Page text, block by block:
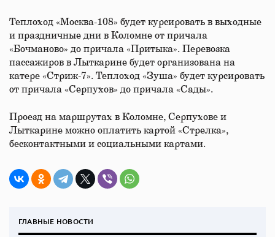
Теплоход «Москва-108» будет курсировать в выходные
и праздничные дни в Коломне от причала
«Бочманово» до причала «Притыка». Перевозка
пассажиров в Лыткарине будет организована на
катере «Стриж-7». Теплоход «Зуша» будет курсировать
от причала «Серпухов» до причала «Сады».
Проезд на маршрутах в Коломне, Серпухове и
Лыткарине можно оплатить картой «Стрелка»,
бесконтактными и социальными картами.
ГЛАВНЫЕ НОВОСТИ